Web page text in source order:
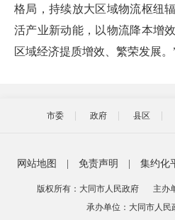
格局，持续放大区域物流枢纽
活产业新动能，以物流降本增
区域经济提质增效、繁荣发展。
市委 政府 县区
网站地图 免责声明 集约化
版权所有：大同市人民政府
主办
承办单位：大同市人民